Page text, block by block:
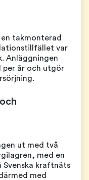
takmonterad
var
Anläggningen
per år och utgör
ut med två
med en
Svenska kraftnäts
med